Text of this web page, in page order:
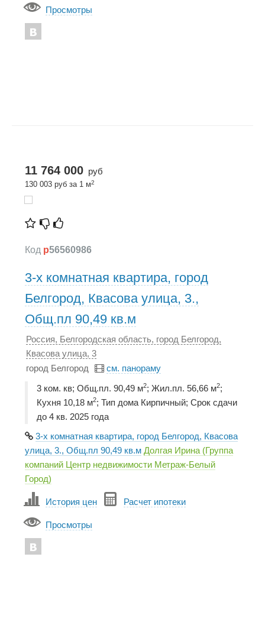
Просмотры
11 764 000 руб
130 003 руб за 1 м2
Код p56560986
3-х комнатная квартира, город
Белгород, Квасова улица, 3.,
Общ.пл 90,49 кв.м
Россия, Белгородская область, город Белгород,
Квасова улица, 3
город Белгород
см. панораму
3 ком. кв; Общ.пл. 90,49 м2; Жил.пл. 56,66 м2;
Кухня 10,18 м2; Тип дома Кирпичный; Срок сдачи
до 4 кв. 2025 года
3-х комнатная квартира, город Белгород, Квасова
улица, 3., Общ.пл 90,49 кв.м Долгая Ирина (Группа
компаний Центр недвижимости Метраж-Белый
Город)
История цен Расчет ипотеки
Просмотры